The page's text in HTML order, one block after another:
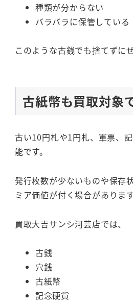
種類が分からない
バラバラに保管している
このような古銭でも捨てずに
古紙幣も買取対象
古い10円札や1円札、軍票、
能です。
発行枚数が少ないものや保存
ミア価値が付く場合があります
買取大吉サンシ河芸店では、
古銭
穴銭
古紙幣
記念硬貨